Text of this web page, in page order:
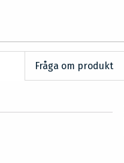
Fråga om produkt